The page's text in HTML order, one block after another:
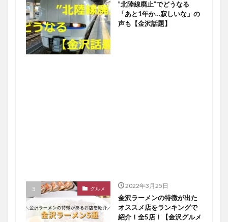
”北陸線廃止”でどうなる
「あと1年か…寂しいな」の
声も【金沢話題】
グルメ 2022年3月25日
金沢ラーメンの特徴が出た
オススメ店をランキングで
紹介！全5店！【金沢グルメ